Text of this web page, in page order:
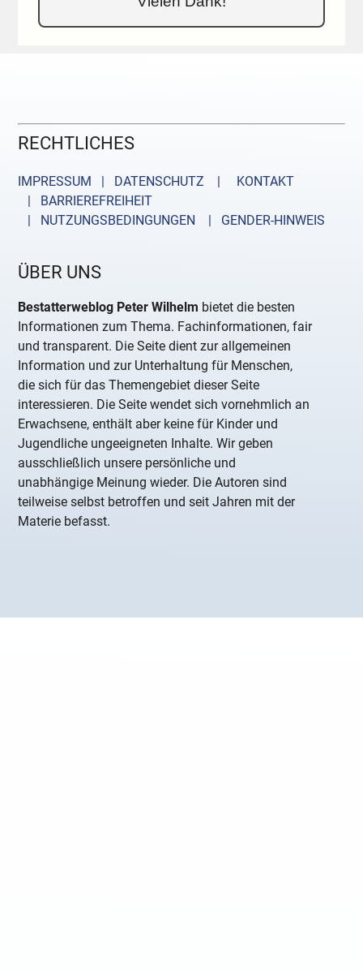
RECHTLICHES
IMPRESSUM | DATENSCHUTZ |
KONTAKT
| BARRIEREFREIHEIT
| NUTZUNGSBEDINGUNGEN
| GENDER-HINWEIS
ÜBER UNS
Bestatterweblog Peter Wilhelm bietet die besten
Informationen zum Thema. Fachinformationen, fair
und transparent. Die Seite dient zur allgemeinen
Information und zur Unterhaltung für Menschen,
die sich für das Themengebiet dieser Seite
interessieren. Die Seite wendet sich vornehmlich an
Erwachsene, enthält aber keine für Kinder und
Jugendliche ungeeigneten Inhalte. Wir geben
ausschließlich unsere persönliche und
unabhängige Meinung wieder. Die Autoren sind
teilweise selbst betroffen und seit Jahren mit der
Materie befasst.